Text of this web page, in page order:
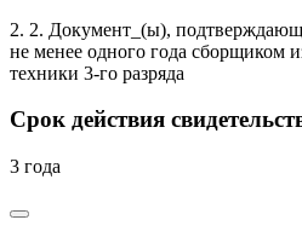
2. 2. Документ_(ы),
не менее одного года сборщиком
техники 3-го разряда
Срок действия
3 года